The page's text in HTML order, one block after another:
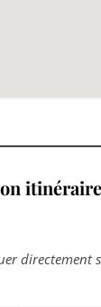
directement